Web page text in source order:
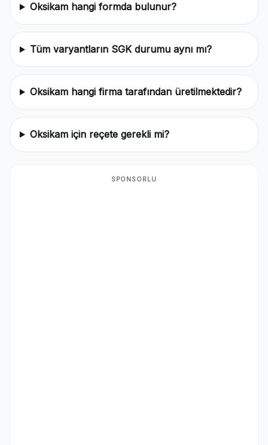
Oksikam hangi formda bulunur?
Tüm varyantların SGK durumu aynı mı?
Oksikam hangi firma tarafından üretilmektedir?
Oksikam için reçete gerekli mi?
SPONSORLU